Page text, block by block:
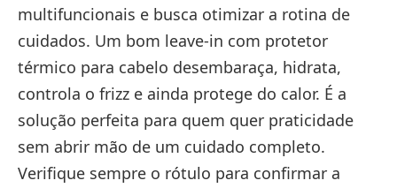
multifuncionais e busca otimizar a rotina de
cuidados. Um bom leave-in com protetor
térmico para cabelo desembaraça, hidrata,
controla o frizz e ainda protege do calor. É a
solução perfeita para quem quer praticidade
sem abrir mão de um cuidado completo.
Verifique sempre o rótulo para confirmar a